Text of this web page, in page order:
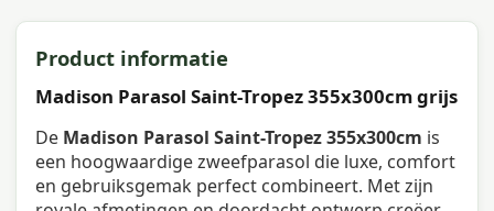
Product informatie
Madison Parasol Saint-Tropez 355x300cm grijs
De Madison Parasol Saint-Tropez 355x300cm is
een hoogwaardige zweefparasol die luxe, comfort
en gebruiksgemak perfect combineert. Met zijn